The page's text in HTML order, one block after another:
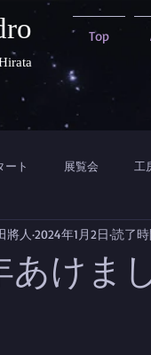
Top
ート 展覧会 工
あけま
將人 2024年1月2日 読了時